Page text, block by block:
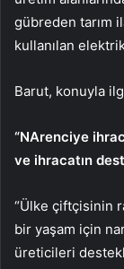
gübreden tarım
kullanılan
Barut, konuyla
“NArenciye
ve ihracatın
“Ülke çiftçisinin
bir yaşam için
üreticileri